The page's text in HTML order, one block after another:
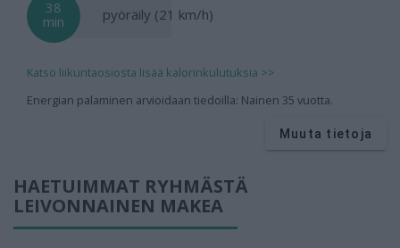
38
min
pyöräily (21 km/h)
Katso liikuntaosiosta lisää kalorinkulutuksia >>
Energian palaminen arvioidaan tiedoilla: Nainen 35 vuotta.
Muuta tietoja
HAETUIMMAT RYHMÄSTÄ
LEIVONNAINEN MAKEA